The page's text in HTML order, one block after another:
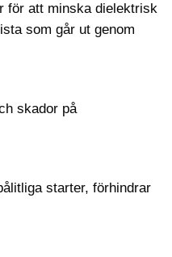
för att minska dielektrisk
som går ut genom
skador på
starter, förhindrar